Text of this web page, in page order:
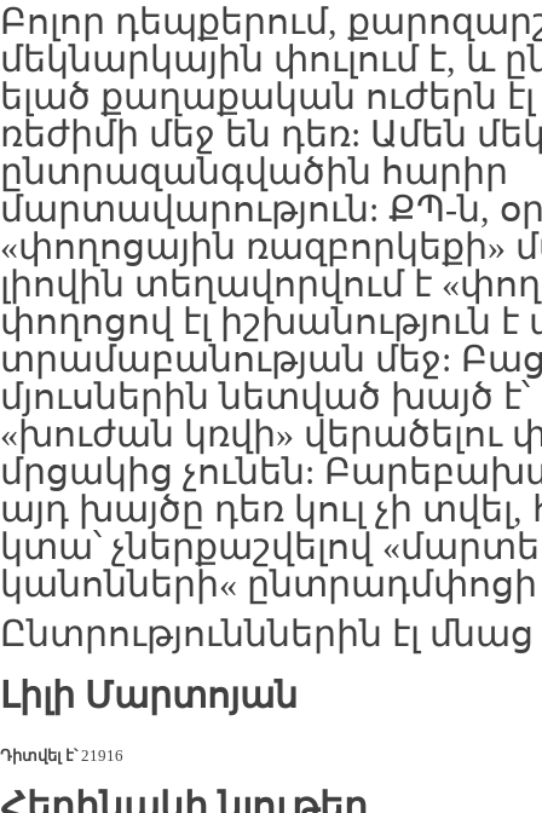
Բոլոր դեպքերում,
մեկնարկային փուլում է,
ելած քաղաքական ուժերն
ռեժիմի մեջ են դեռ: Ամեն
ընտրազանգվածին հարիր
մարտավարություն: ՔՊ-ն,
«փողոցային ռազբորկեքի»
լիովին տեղավորվում է
փողոցով էլ իշխանություն
տրամաբանության մեջ:
մյուսներին նետված խայծ
«խուժան կռվի» վերածելու
մրցակից չունեն:
այդ խայծը դեռ կուլ չի տվել,
կտա՝ չներքաշվելով
կանոնների« ընտրադմփոցի
Ընտրությունններին էլ մնաց
Լիլի Մարտոյան
Դիտվել է՝21916